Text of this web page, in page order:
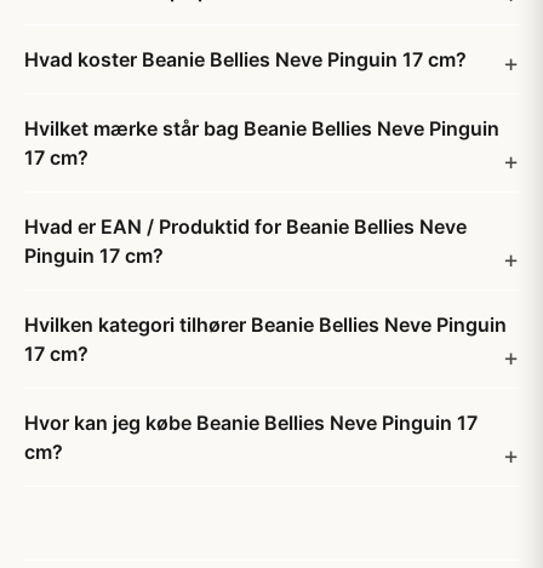
Hvad koster Beanie Bellies Neve Pinguin 17 cm?
Hvilket mærke står bag Beanie Bellies Neve Pinguin
17 cm?
Hvad er EAN / Produktid for Beanie Bellies Neve
Pinguin 17 cm?
Hvilken kategori tilhører Beanie Bellies Neve Pinguin
17 cm?
Hvor kan jeg købe Beanie Bellies Neve Pinguin 17
cm?